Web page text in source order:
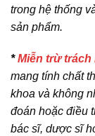
trong hệ thống
sản phẩm.
*Miễn trừ trách
mang tính chất
khoa và không
đoán hoặc điều
bác sĩ, dược sĩ